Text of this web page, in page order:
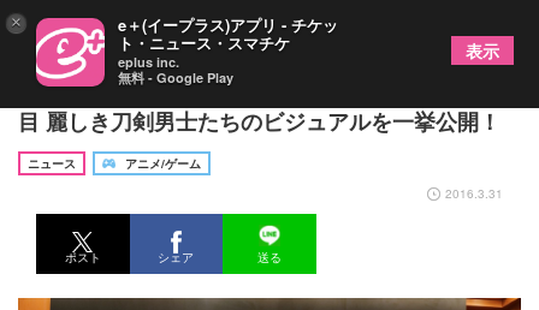
ミュージカル『刀剣乱舞』製作発表＆新作初お披露
目 麗しき刀剣男士たちのビジュアルを一挙公開！
ニュース
アニメ/ゲーム
2016.3.31
ポスト シェア 送る
× e＋(イープラス)アプリ - チケッ
ト・ニュース・スマチケ
eplus inc.
無料 - Google Play
表示